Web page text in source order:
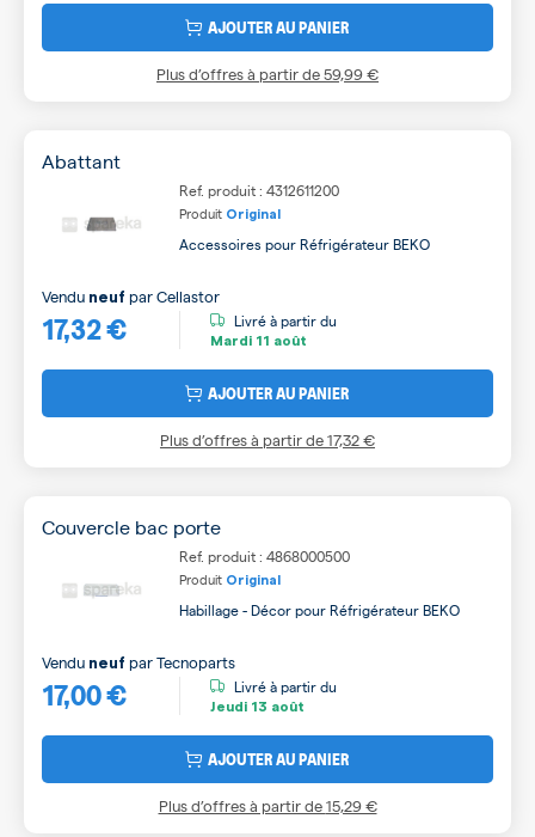
AJOUTER AU PANIER
Plus d’offres à partir de59,99 €
Abattant
Ref. produit : 4312611200
Produit Original
Accessoires pour Réfrigérateur BEKO
17,32 €
Vendu neuf parCellastor
Livré à partir du
Mardi 11 août
AJOUTER AU PANIER
Plus d’offres à partir de17,32 €
Couvercle bac porte
Ref. produit : 4868000500
Produit Original
Habillage - Décor pour Réfrigérateur BEKO
17,00 €
Vendu neuf parTecnoparts
Livré à partir du
Jeudi 13 août
AJOUTER AU PANIER
Plus d’offres à partir de15,29 €